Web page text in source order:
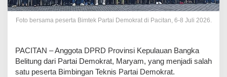
Foto bersama peserta Bimtek Partai Demokrat di Pacitan, 6-8 Juli 2026.
‎PACITAN – Anggota DPRD Provinsi Kepulauan Bangka
Belitung dari Partai Demokrat, Maryam, yang menjadi salah
satu peserta Bimbingan Teknis Partai Demokrat.